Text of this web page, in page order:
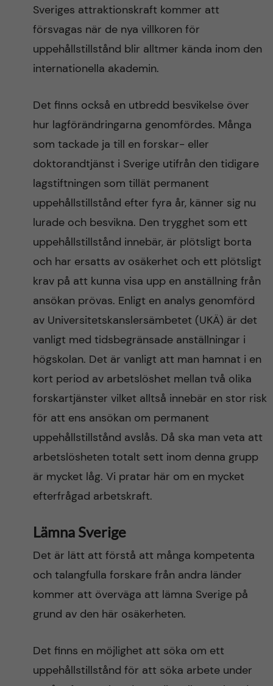
Sveriges attraktionskraft kommer att
försvagas när de nya villkoren för
uppehållstillstånd blir alltmer kända inom den
internationella akademin.
Det finns också en utbredd besvikelse över
hur lagförändringarna genomfördes. Många
som tackade ja till en forskar- eller
doktorandtjänst i Sverige utifrån den tidigare
lagstiftningen som tillät permanent
uppehållstillstånd efter fyra år, känner sig nu
lurade och besvikna. Den trygghet som ett
uppehållstillstånd innebär, är plötsligt borta
och har ersatts av osäkerhet och ett plötsligt
krav på att kunna visa upp en anställning från
ansökan prövas. Enligt en analys genomförd
av Universitetskanslersämbetet (UKÄ) är det
vanligt med tidsbegränsade anställningar i
högskolan. Det är vanligt att man hamnat i en
kort period av arbetslöshet mellan två olika
forskartjänster vilket alltså innebär en stor risk
för att ens ansökan om permanent
uppehållstillstånd avslås. Då ska man veta att
arbetslösheten totalt sett inom denna grupp
är mycket låg. Vi pratar här om en mycket
efterfrågad arbetskraft.
Lämna Sverige
Det är lätt att förstå att många kompetenta
och talangfulla forskare från andra länder
kommer att överväga att lämna Sverige på
grund av den här osäkerheten.
Det finns en möjlighet att söka om ett
uppehållstillstånd för att söka arbete under